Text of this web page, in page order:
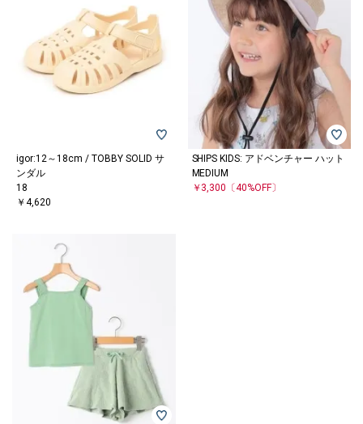
igor:12～18cm / TOBBY SOLID サ
ンダル
18
￥4,620
SHIPS KIDS: アドベンチャー ハット
MEDIUM
￥3,300 〔40%OFF〕